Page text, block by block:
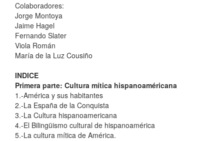
Colaboradores:
Jorge Montoya
Jaime Hagel
Fernando Slater
Viola Román
María de la Luz Cousiño
INDICE
Primera parte: Cultura mítica hispanoaméricana
1.-América y sus habitantes
2.-La España de la Conquista
3.-La Cultura hispanoamericana
4.-El Bilingüismo cultural de hispanoamérica
5.-La cultura mítica de América.